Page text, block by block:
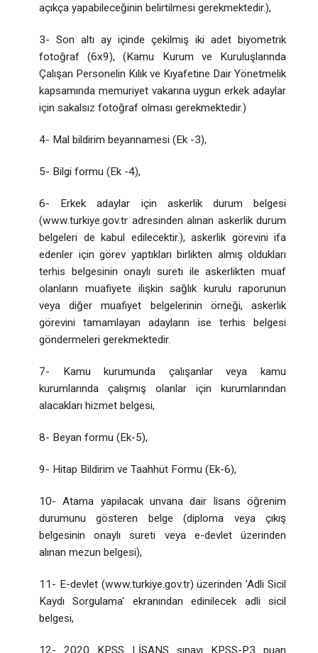
açıkça yapabileceğinin belirtilmesi gerekmektedir.),
3- Son altı ay içinde çekilmiş iki adet biyometrik
fotoğraf (6x9), (Kamu Kurum ve Kuruluşlarında
Çalışan Personelin Kılık ve Kıyafetine Dair Yönetmelik
kapsamında memuriyet vakarına uygun erkek adaylar
için sakalsız fotoğraf olması gerekmektedir.)
4- Mal bildirim beyannamesi (Ek -3),
5- Bilgi formu (Ek -4),
6- Erkek adaylar için askerlik durum belgesi
(www.turkiye.gov.tr adresinden alınan askerlik durum
belgeleri de kabul edilecektir.), askerlik görevini ifa
edenler için görev yaptıkları birlikten almış oldukları
terhis belgesinin onaylı sureti ile askerlikten muaf
olanların muafiyete ilişkin sağlık kurulu raporunun
veya diğer muafiyet belgelerinin örneği, askerlik
görevini tamamlayan adayların ise terhis belgesi
göndermeleri gerekmektedir.
7- Kamu kurumunda çalışanlar veya kamu
kurumlarında çalışmış olanlar için kurumlarından
alacakları hizmet belgesi,
8- Beyan formu (Ek-5),
9- Hitap Bildirim ve Taahhüt Formu (Ek-6),
10- Atama yapılacak unvana dair lisans öğrenim
durumunu gösteren belge (diploma veya çıkış
belgesinin onaylı sureti veya e-devlet üzerinden
alınan mezun belgesi),
11- E-devlet (www.turkiye.gov.tr) üzerinden 'Adli Sicil
Kaydı Sorgulama' ekranından edinilecek adli sicil
belgesi,
12- 2020 KPSS LİSANS sınavı KPSS-P3 puan